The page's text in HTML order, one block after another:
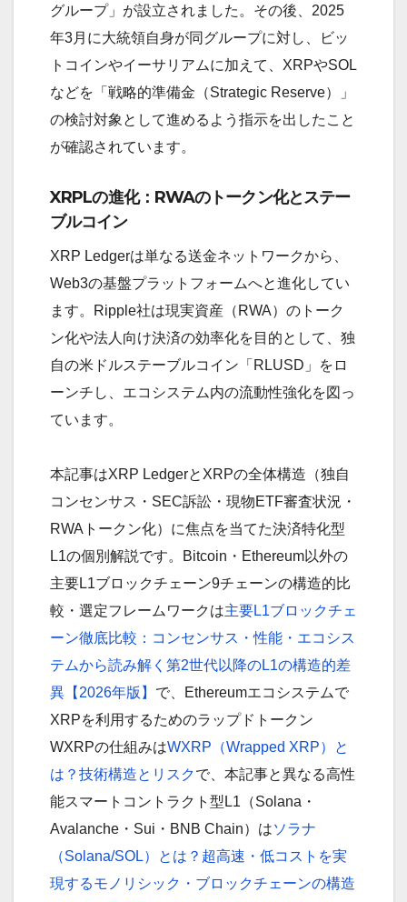
グループ」が設立されました。その後、2025
年3月に大統領自身が同グループに対し、ビッ
トコインやイーサリアムに加えて、XRPやSOL
などを「戦略的準備金（Strategic Reserve）」
の検討対象として進めるよう指示を出したこと
が確認されています。
XRPLの進化：RWAのトークン化とステー
ブルコイン
XRP Ledgerは単なる送金ネットワークから、
Web3の基盤プラットフォームへと進化してい
ます。Ripple社は現実資産（RWA）のトーク
ン化や法人向け決済の効率化を目的として、独
自の米ドルステーブルコイン「RLUSD」をロ
ーンチし、エコシステム内の流動性強化を図っ
ています。
本記事はXRP LedgerとXRPの全体構造（独自
コンセンサス・SEC訴訟・現物ETF審査状況・
RWAトークン化）に焦点を当てた決済特化型
L1の個別解説です。Bitcoin・Ethereum以外の
主要L1ブロックチェーン9チェーンの構造的比
較・選定フレームワークは主要L1ブロックチェ
ーン徹底比較：コンセンサス・性能・エコシス
テムから読み解く第2世代以降のL1の構造的差
異【2026年版】 で、Ethereumエコシステムで
XRPを利用するためのラップドトークン
WXRPの仕組みはWXRP（Wrapped XRP）と
は？技術構造とリスクで、本記事と異なる高性
能スマートコントラクト型L1（Solana・
Avalanche・Sui・BNB Chain）はソラナ
（Solana/SOL）とは？超高速・低コストを実
現するモノリシック・ブロックチェーンの構造